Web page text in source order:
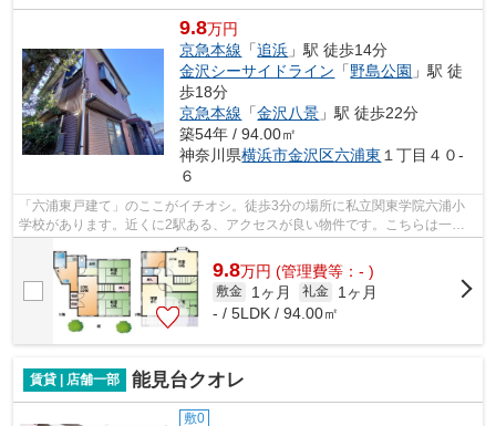
9.8万円
京急本線 「追浜 」駅 徒歩14分
金沢シーサイドライン 「野島公園 」駅 徒
歩18分
京急本線 「金沢八景 」駅 徒歩22分
築54年 / 94.00㎡
神奈川県横浜市金沢区六浦東 １丁目４０-
６
「六浦東戸建て」のここがイチオシ。徒歩3分の場所に私立関東学院六浦小
学校があります。近くに2駅ある、アクセスが良い物件です。こちらは一戸
建て物件です。横浜市金沢区と京急本線...
9.8万円 (管理費等：- )
敷金 1ヶ月 礼金
1ヶ月
- / 5LDK / 94.00㎡
賃貸 | 店舗一部 能見台クオレ
敷0